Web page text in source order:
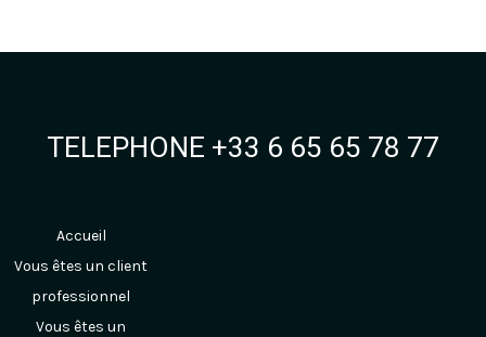
TELEPHONE +33 6 65 65 78 77
Accueil
Vous êtes un client
professionnel
Vous êtes un